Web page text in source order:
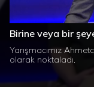
Süre /
Birine veya bir
Yarışmacımız
olarak noktaladı.